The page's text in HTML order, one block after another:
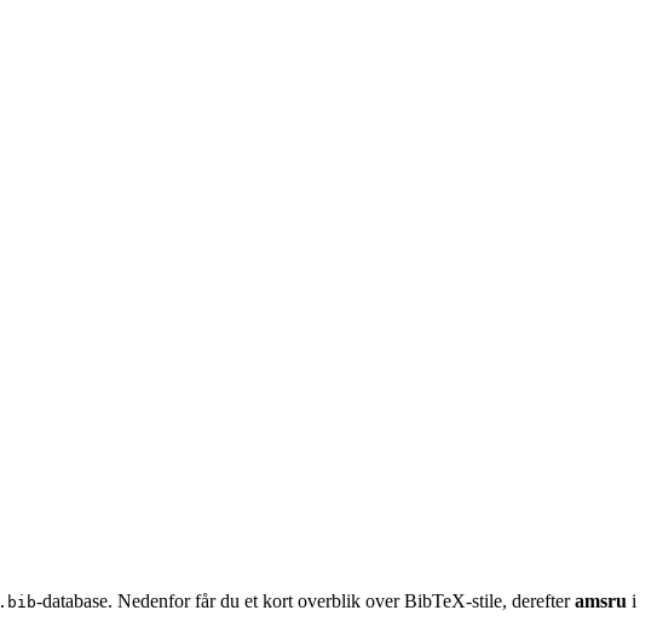
.bib-database. Nedenfor får du et kort overblik over BibTeX-stile, derefteramsru i